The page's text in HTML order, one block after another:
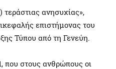
τεράστιας ανησυχίας»,
επιστήμονας του
Τύπου από τη Γενεύη.
που στους ανθρώπους οι